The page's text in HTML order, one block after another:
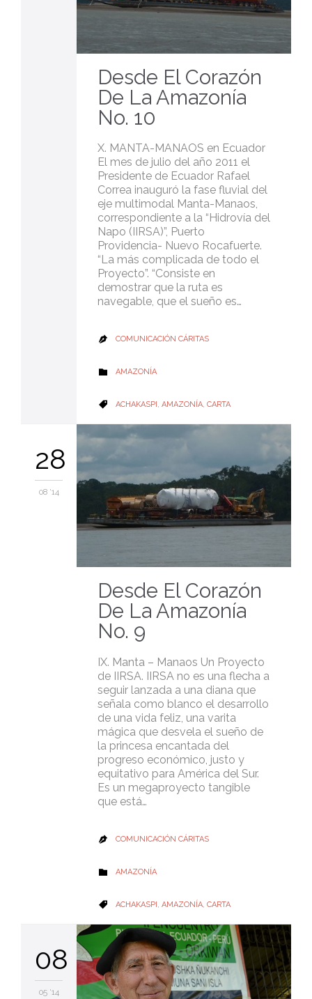
Desde El Corazón
De La Amazonía
No. 10
X. MANTA-MANAOS en Ecuador
El mes de julio del año 2011 el
Presidente de Ecuador Rafael
Correa inauguró la fase fluvial del
eje multimodal Manta-Manaos,
correspondiente a la “Hidrovía del
Napo (IIRSA)”, Puerto
Providencia- Nuevo Rocafuerte.
“La más complicada de todo el
Proyecto”. “Consiste en
demostrar que la ruta es
navegable, que el sueño es…
 COMUNICACIÓN CÁRITAS
 CATEGORY
AMAZONÍA
 CATEGORY
ACHAKASPI, AMAZONÍA, CARTA
28
08 '14
Desde El Corazón
De La Amazonía
No. 9
IX. Manta – Manaos Un Proyecto
de IIRSA. IIRSA no es una flecha a
seguir lanzada a una diana que
señala como blanco el desarrollo
de una vida feliz, una varita
mágica que desvela el sueño de
la princesa encantada del
progreso económico, justo y
equitativo para América del Sur.
Es un megaproyecto tangible
que está…
 COMUNICACIÓN CÁRITAS
 CATEGORY
AMAZONÍA
 CATEGORY
ACHAKASPI, AMAZONÍA, CARTA
08
05 '14